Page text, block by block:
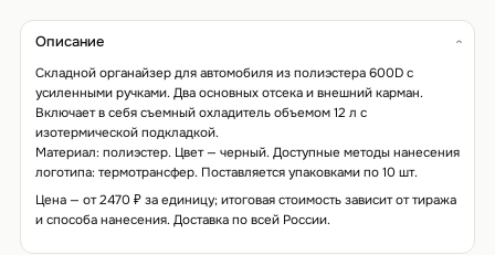
Описание
Складной органайзер для автомобиля из полиэстера 600D с
усиленными ручками. Два основных отсека и внешний карман.
Включает в себя съемный охладитель объемом 12 л с
изотермической подкладкой.
Материал: полиэстер. Цвет — черный. Доступные методы нанесения
логотипа: термотрансфер. Поставляется упаковками по 10 шт.
Цена — от 2470 ₽ за единицу; итоговая стоимость зависит от тиража
и способа нанесения. Доставка по всей России.